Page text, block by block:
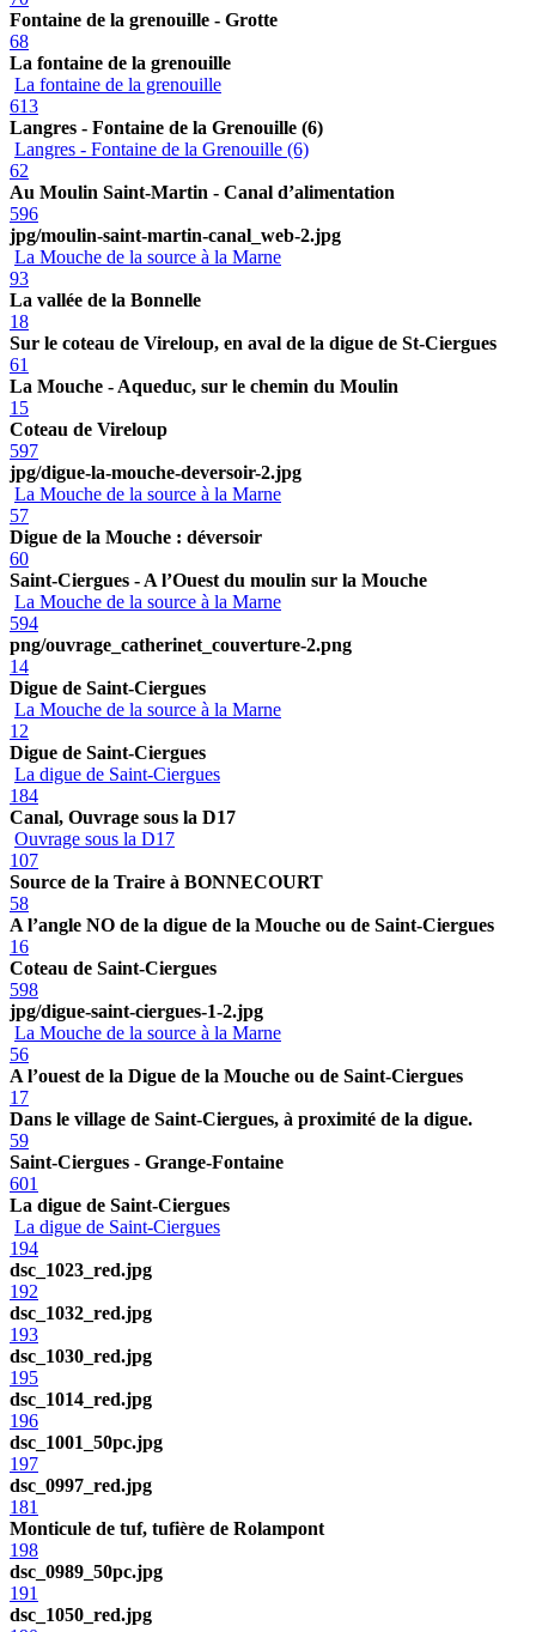
Fontaine de la grenouille - Grotte
68
La fontaine de la grenouille
La fontaine de la grenouille
613
Langres - Fontaine de la Grenouille (6)
Langres - Fontaine de la Grenouille (6)
62
Au Moulin Saint-Martin - Canal d’alimentation
596
jpg/moulin-saint-martin-canal_web-2.jpg
La Mouche de la source à la Marne
93
La vallée de la Bonnelle
18
Sur le coteau de Vireloup, en aval de la digue de St-Ciergues
61
La Mouche - Aqueduc, sur le chemin du Moulin
15
Coteau de Vireloup
597
jpg/digue-la-mouche-deversoir-2.jpg
La Mouche de la source à la Marne
57
Digue de la Mouche : déversoir
60
Saint-Ciergues - A l’Ouest du moulin sur la Mouche
La Mouche de la source à la Marne
594
png/ouvrage_catherinet_couverture-2.png
14
Digue de Saint-Ciergues
La Mouche de la source à la Marne
12
Digue de Saint-Ciergues
La digue de Saint-Ciergues
184
Canal, Ouvrage sous la D17
Ouvrage sous la D17
107
Source de la Traire à BONNECOURT
58
A l’angle NO de la digue de la Mouche ou de Saint-Ciergues
16
Coteau de Saint-Ciergues
598
jpg/digue-saint-ciergues-1-2.jpg
La Mouche de la source à la Marne
56
A l’ouest de la Digue de la Mouche ou de Saint-Ciergues
17
Dans le village de Saint-Ciergues, à proximité de la digue.
59
Saint-Ciergues - Grange-Fontaine
601
La digue de Saint-Ciergues
La digue de Saint-Ciergues
194
dsc_1023_red.jpg
192
dsc_1032_red.jpg
193
dsc_1030_red.jpg
195
dsc_1014_red.jpg
196
dsc_1001_50pc.jpg
197
dsc_0997_red.jpg
181
Monticule de tuf, tufière de Rolampont
198
dsc_0989_50pc.jpg
191
dsc_1050_red.jpg